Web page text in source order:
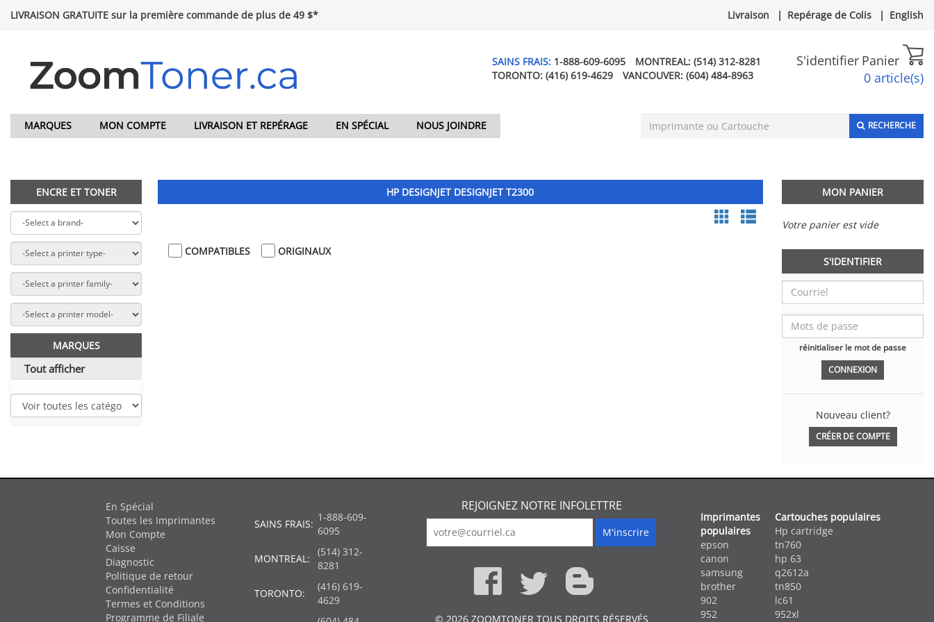
LIVRAISON GRATUITE sur la première commande de plus de 49 $* Livraison | Repérage de Colis | English
SAINS FRAIS: 1-888-609-6095 MONTREAL: (514) 312-8281
TORONTO: (416) 619-4629 VANCOUVER: (604) 484-8963
S'identifier Panier
0 article(s)
MARQUES MON COMPTE LIVRAISON ET REPÉRAGE EN SPÉCIAL NOUS JOINDRE RECHERCHE
ENCRE ET TONER
MARQUES
Tout afficher
HP DESIGNJET DESIGNJET T2300
COMPATIBLES ORIGINAUX
MON PANIER
Votre panier est vide
S'IDENTIFIER
réinitialiser le mot de passe
Nouveau client?
CRÉER DE COMPTE
En Spécial
Toutes les Imprimantes
Mon Compte
Caisse
Diagnostic
Politique de retour
Confidentialité
Termes et Conditions
Programme de Filiale
SAINS FRAIS:
1-888-609-
6095
MONTREAL:
(514) 312-
8281
TORONTO:
(416) 619-
4629
REJOIGNEZ NOTRE INFOLETTRE
© 2026 ZOOMTONER TOUS DROITS RÉSERVÉS
Imprimantes
populaires
epson
canon
samsung
brother
902
952
Cartouches populaires
Hp cartridge
tn760
hp 63
q2612a
tn850
lc61
952xl